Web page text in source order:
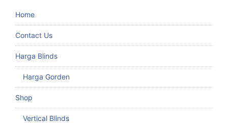
Home
Contact Us
Harga Blinds
Harga Gorden
Shop
Vertical Blinds